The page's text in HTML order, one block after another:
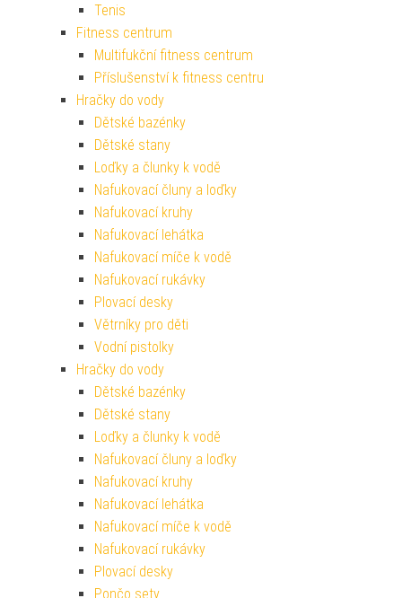
Tenis
Fitness centrum
Multifukční fitness centrum
Příslušenství k fitness centru
Hračky do vody
Dětské bazénky
Dětské stany
Loďky a člunky k vodě
Nafukovací čluny a loďky
Nafukovací kruhy
Nafukovací lehátka
Nafukovací míče k vodě
Nafukovací rukávky
Plovací desky
Větrníky pro děti
Vodní pistolky
Hračky do vody
Dětské bazénky
Dětské stany
Loďky a člunky k vodě
Nafukovací čluny a loďky
Nafukovací kruhy
Nafukovací lehátka
Nafukovací míče k vodě
Nafukovací rukávky
Plovací desky
Pončo sety